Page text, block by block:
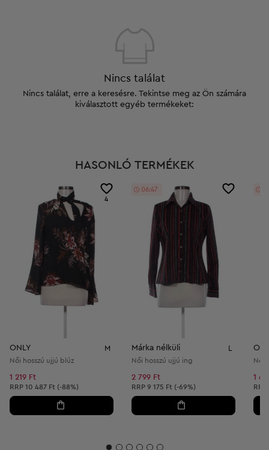
Nincs találat
Nincs találat, erre a keresésre. Tekintse meg az Ön számára
kiválasztott egyéb termékeket:
HASONLÓ TERMÉKEK
4
ONLY M
Női hosszú ujjú blúz
1 219 Ft
Ajánlott ár:
RRP 10 487 Ft (-88%)
Márka nélküli L
Női hosszú ujjú ing
2 799 Ft
Ajánlott ár:
RRP 9 175 Ft (-69%)
06:46
Női
1
RRP